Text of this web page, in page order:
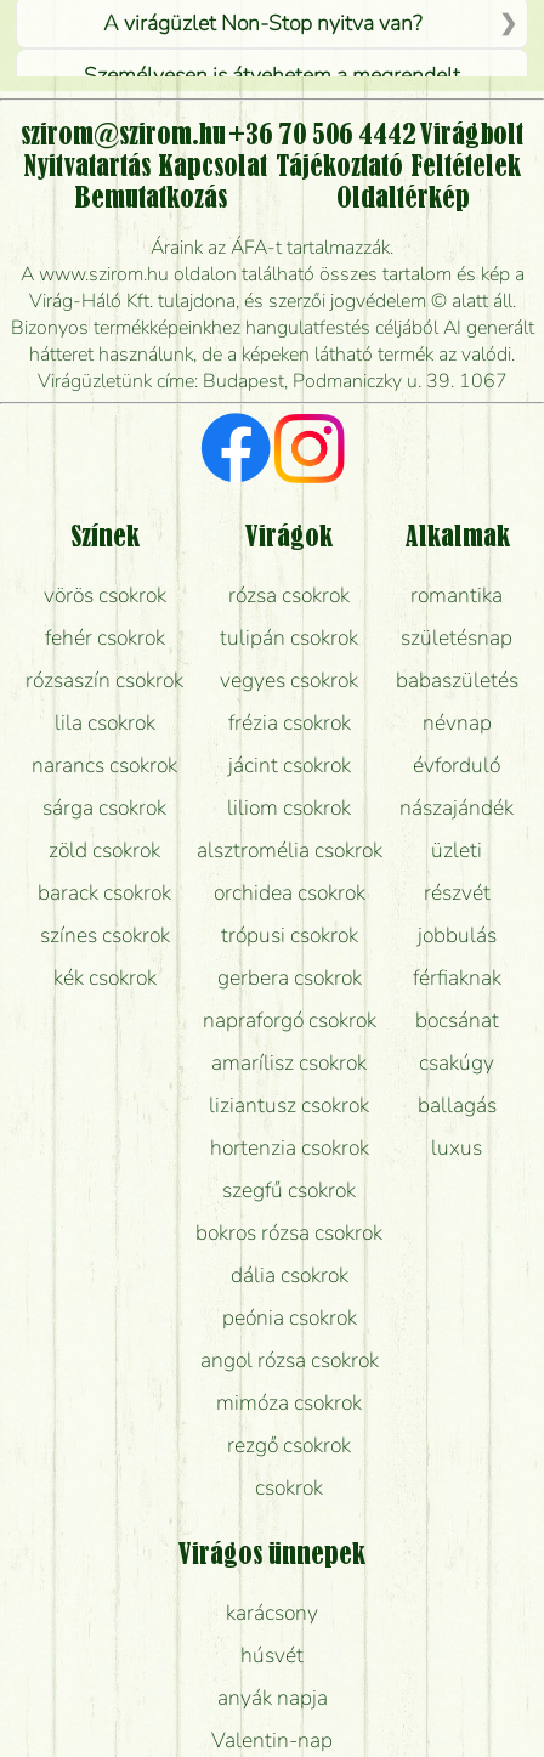
A virágüzlet Non-Stop nyitva van?
Személyesen is átvehetem a megrendelt
virágcsokrot, vagy csak virágküldéssel, kiszállítással
kérhető?
Vidékre is lehet rendelni?
Meddig rendelhetek virágküldést úgy, hogy még ma
kiszállítsák?
Mennyire gyorsan tudják elkészíteni a csokrot, és
mikor tudják leghamarabb kiszállítani?
Vörös rózsát keresek, van önöknél?
Milyen visszajelzést kapok a virágküldésről?
Tényleg azt kapom, ami a képen van?
Mit kell tudni a virágcsokrok szállításáról?
Hogy marad a lehető legtovább friss a csokor?
Tudok adventi koszorút vásárolni boltban?
szirom@szirom.hu +36 70 506 4442 Virágbolt
Nyitvatartás Kapcsolat Tájékoztató Feltételek
Bemutatkozás
Oldaltérkép
Áraink az ÁFA-t tartalmazzák.
A www.szirom.hu oldalon található összes tartalom és kép a
Virág-Háló Kft. tulajdona, és szerzői jogvédelem © alatt áll.
Bizonyos termékképeinkhez hangulatfestés céljából AI generált
hátteret használunk, de a képeken látható termék az valódi.
Virágüzletünk címe: Budapest, Podmaniczky u. 39. 1067
Színek
vörös csokrok
fehér csokrok
rózsaszín csokrok
lila csokrok
narancs csokrok
sárga csokrok
zöld csokrok
barack csokrok
színes csokrok
kék csokrok
Virágok
rózsa csokrok
tulipán csokrok
vegyes csokrok
frézia csokrok
jácint csokrok
liliom csokrok
alsztromélia csokrok
orchidea csokrok
trópusi csokrok
gerbera csokrok
napraforgó csokrok
amarílisz csokrok
liziantusz csokrok
hortenzia csokrok
szegfű csokrok
bokros rózsa csokrok
dália csokrok
peónia csokrok
angol rózsa csokrok
mimóza csokrok
rezgő csokrok
csokrok
Alkalmak
romantika
születésnap
babaszületés
névnap
évforduló
nászajándék
üzleti
részvét
jobbulás
férfiaknak
bocsánat
csakúgy
ballagás
luxus
Virágos ünnepek
karácsony
húsvét
anyák napja
Valentin-nap